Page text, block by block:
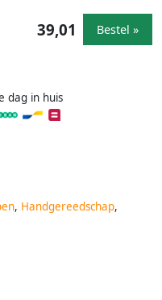
dag in huis
39,01 Bestel »
, Handgereedschap,